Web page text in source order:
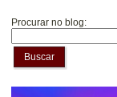
Procurar no blog:
Buscar